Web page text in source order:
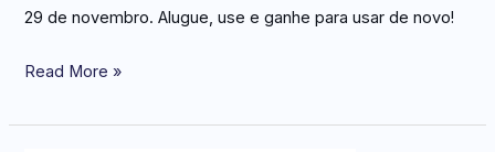
29 de novembro. Alugue, use e ganhe para usar de novo!
Read More »